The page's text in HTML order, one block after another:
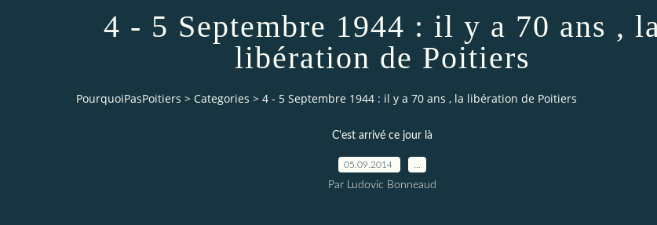
4 - 5 Septembre 1944 : il y a 70 ans ,
libération de Poitiers
PourquoiPasPoitiers > Categories > 4 - 5 Septembre 1944 : il y a 70 ans , la libération de Poitiers
C'est arrivé ce jour là
05.09.2014
Par Ludovic Bonneaud